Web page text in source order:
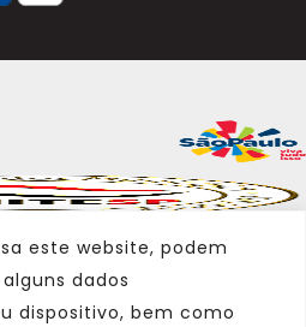
este website, podem
dados
dispositivo, bem como